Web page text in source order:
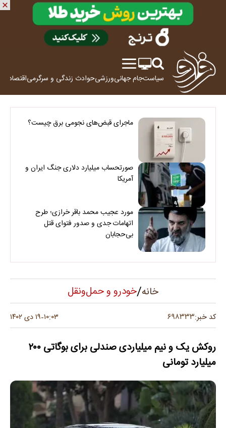
سیاستجام جهانیورزشیحوادث زندگی و سرگرمیاقتصاد
ماجرای قبض‌های نجومی برق چیست؟
صورتحساب میلیارد دلاری جنگ ایران و
آمریکا
مورد عجیب محمد باقر خرازی؛ طرح
اتهامات جدی و صدور فتوای قتل
بی‌حجابان
خانه/خودرو و حمل‌و‌نقل
کد خبر:۶۹۸۳۳۳ ۱۰:۰۳-۱۹ دی ۱۴۰۲
روکش یک و نیم میلیاردی صندلی برای بوگاتی ۲۰۰
میلیارد تومانی